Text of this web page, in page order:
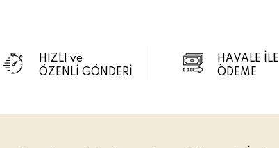
HIZLI ve
ÖZENLİ GÖNDERİ
HAVALE İLE
ÖDEME